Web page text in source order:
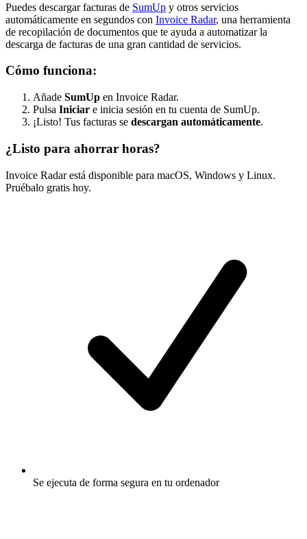
Puedes descargar facturas de SumUp y otros servicios
automáticamente en segundos con Invoice Radar, una herramienta
de recopilación de documentos que te ayuda a automatizar la
descarga de facturas de una gran cantidad de servicios.
Cómo funciona:
Añade SumUp en Invoice Radar.
Pulsa Iniciar e inicia sesión en tu cuenta de SumUp.
¡Listo! Tus facturas se descargan automáticamente.
¿Listo para ahorrar horas?
Invoice Radar está disponible para macOS, Windows y Linux.
Pruébalo gratis hoy.
Se ejecuta de forma segura en tu ordenador